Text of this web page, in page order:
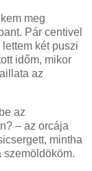
meg
Pár centivel
két puszi
időm, mikor
az
az
– az orcája
mintha
szemöldököm.